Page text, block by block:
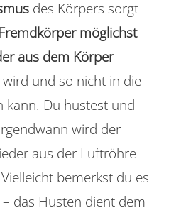
des Körpers sorgt
Fremdkörper möglichst
aus dem Körper
und so nicht in die
kann. Du hustest und
wird der
aus der Luftröhre
bemerkst du es
das Husten dient dem